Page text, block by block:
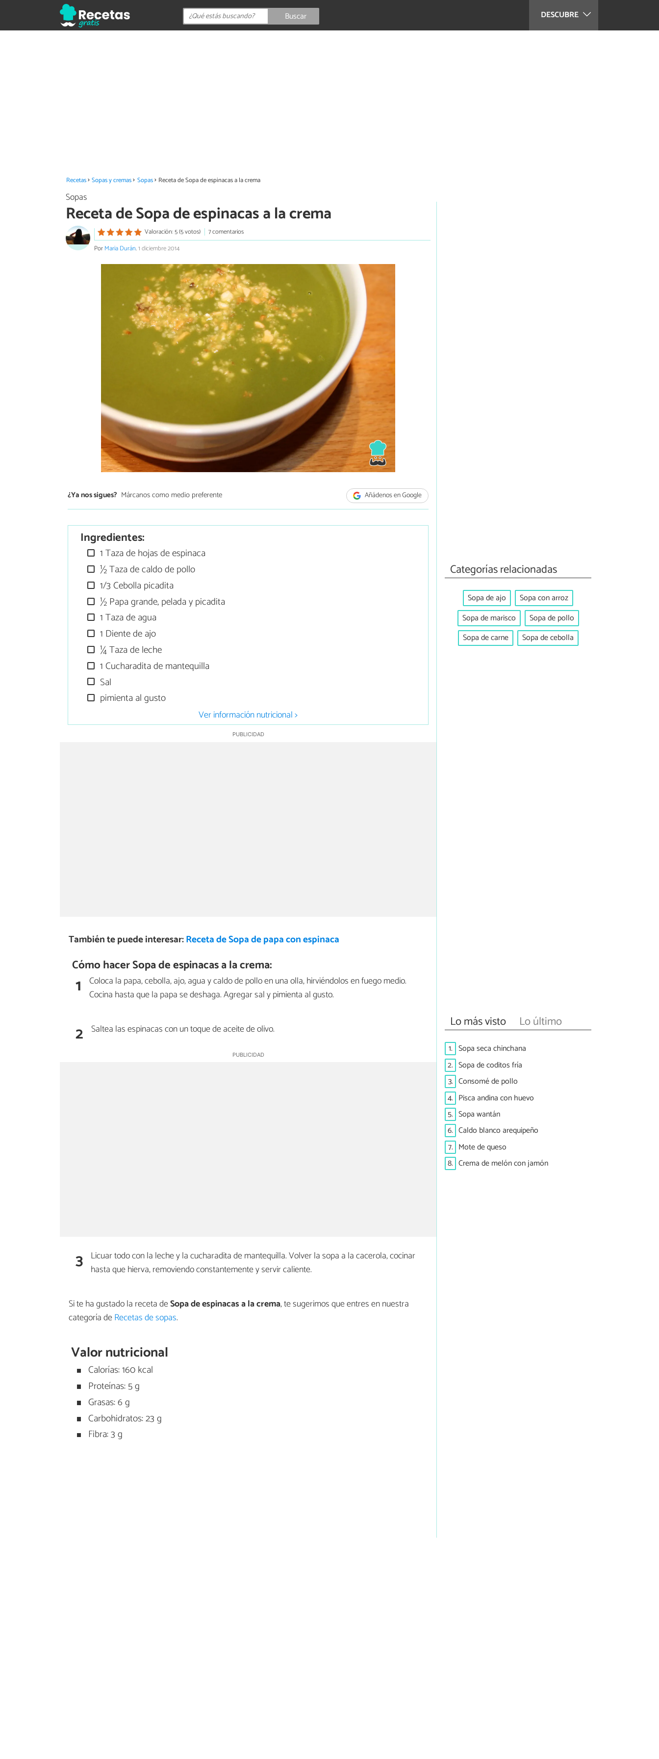
DESCUBRE
Buscar
Recetas Sopas y cremas Sopas Receta de Sopa de espinacas a la crema
Sopas
Receta de Sopa de espinacas a la crema
Valoración: 5 (5 votos)
7 comentarios
PorMaria Durán.1 diciembre 2014
¿Ya nos sigues? Márcanos como medio preferente Añádenos en Google
Ingredientes:
1 Taza de hojas de espinaca
½ Taza de caldo de pollo
1/3 Cebolla picadita
½ Papa grande, pelada y picadita
1 Taza de agua
1 Diente de ajo
¼ Taza de leche
1 Cucharadita de mantequilla
Sal
pimienta al gusto
Ver información nutricional >
También te puede interesar:Receta de Sopa de papa con espinaca
Cómo hacer Sopa de espinacas a la crema:
1 Coloca la papa, cebolla, ajo, agua y caldo de pollo en una olla, hirviéndolos en fuego medio.
Cocina hasta que la papa se deshaga. Agregar sal y pimienta al gusto.
2 Saltea las espinacas con un toque de aceite de olivo.
3 Licuar todo con la leche y la cucharadita de mantequilla. Volver la sopa a la cacerola, cocinar
hasta que hierva, removiendo constantemente y servir caliente.
Si te ha gustado la receta deSopa de espinacas a la crema, te sugerimos que entres en nuestra
categoría deRecetas de sopas.
Valor nutricional
Calorías: 160 kcal
Proteínas: 5 g
Grasas: 6 g
Carbohidratos: 23 g
Fibra: 3 g
Categorías relacionadas
Sopa de ajo
Sopa con arroz
Sopa de marisco
Sopa de pollo
Sopa de carne
Sopa de cebolla
Lo más visto Lo último
1. Sopa seca chinchana
2. Sopa de coditos fría
3. Consomé de pollo
4. Pisca andina con huevo
5. Sopa wantán
6. Caldo blanco arequipeño
7. Mote de queso
8. Crema de melón con jamón